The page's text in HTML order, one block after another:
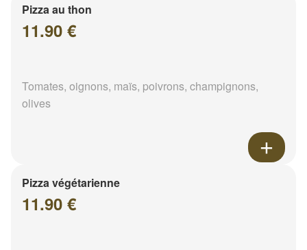
Pizza au thon
11.90 €
Tomates, oignons, maïs, poivrons, champignons,
olives
Pizza végétarienne
11.90 €